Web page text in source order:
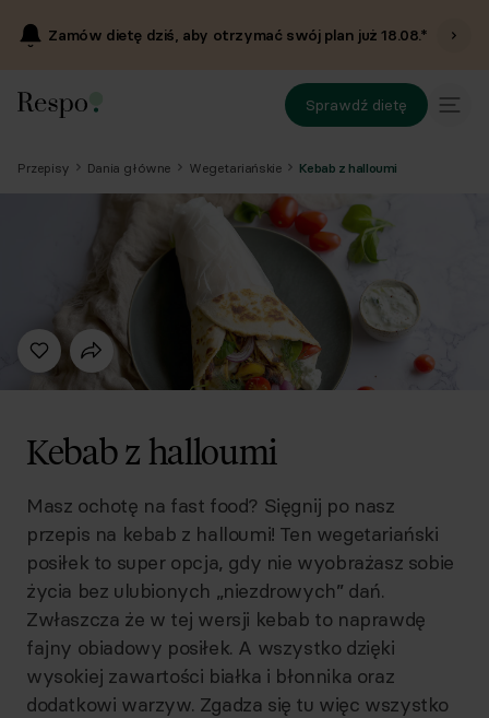
Zamów dietę dziś, aby otrzymać swój plan już18.08.*
Sprawdź dietę
Przepisy Dania główne Wegetariańskie Kebab z halloumi
Kebab z halloumi
Masz ochotę na fast food? Sięgnij po nasz
przepis na kebab z halloumi! Ten wegetariański
posiłek to super opcja, gdy nie wyobrażasz sobie
życia bez ulubionych „niezdrowych” dań.
Zwłaszcza że w tej wersji kebab to naprawdę
fajny obiadowy posiłek. A wszystko dzięki
wysokiej zawartości białka i błonnika oraz
dodatkowi warzyw. Zgadza się tu więc wszystko